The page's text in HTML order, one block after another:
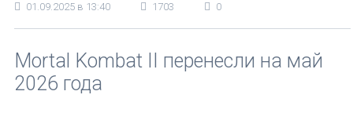
01.09.2025 в 13:40 1703 0
Mortal Kombat II перенесли на май
2026 года